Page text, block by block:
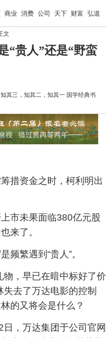
商业 消费 公司 天下 财富 弘道
文
“贵人”还是“野蛮
知其三，知其二，知其一 国学经典书
资金之时，柯利明出
市未果面临380亿元股
来了。
繁遇到“贵人”。
，早已在暗中标好了价
去了万达电影的控制
的又将会是什么？
，万达集团于公司官网